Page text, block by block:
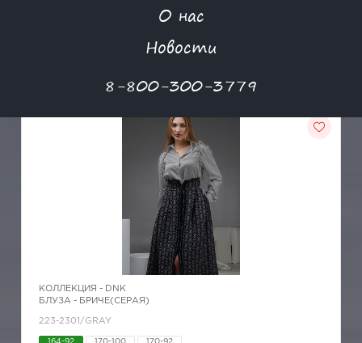
О нас
Новости
8-800-300-3779
КОЛЛЕКЦИЯ - DNK
БЛУЗА - БРИЧЕ(СЕРАЯ)
223-2301/GRAY